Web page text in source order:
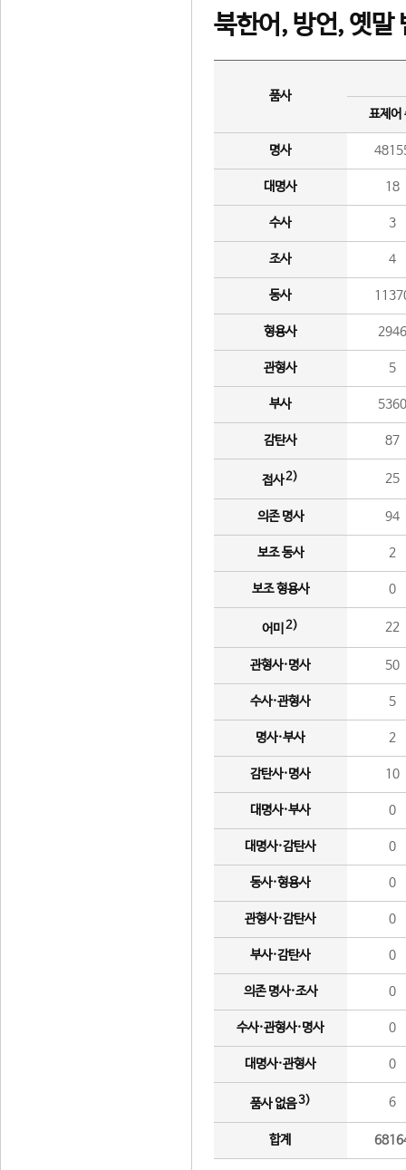
북한어, 방언, 옛말
품사
표제어
명사
대명사 18
수사 3
조사 4
동사
형용사 2946
관형사 5
부사 5360
감탄사 87
접사2) 25
의존 명사 94
보조 동사 2
보조 형용사 0
어미 2) 22
관형사·명사 50
수사·관형사 5
명사·부사 2
감탄사·명사 10
대명사·부사 0
대명사·감탄사 0
동사·형용사 0
관형사·감탄사 0
부사·감탄사 0
의존 명사·조사 0
수사·관형사·명사 0
대명사·관형사 0
품사 없음3) 6
합계